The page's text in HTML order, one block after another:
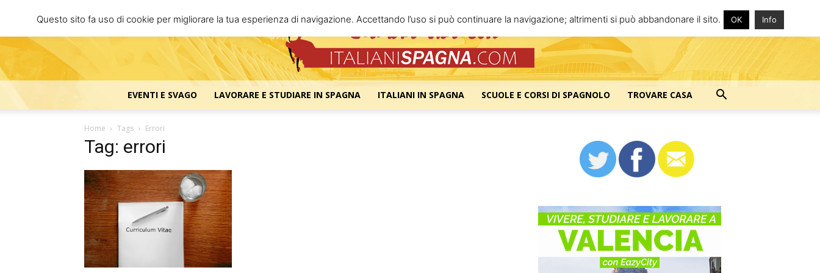
Italiani
EVENTI E SVAGO LAVORARE E STUDIARE IN SPAGNA ITALIANI IN SPAGNA SCUOLE E CORSI DI SPAGNOLO TROVARE CASA
Home Tags Errori
Tag: errori
Questo sito fa uso di cookie per migliorare la tua esperienza di navigazione. Accettando l’uso si può continuare la navigazione; altrimenti si può abbandonare il sito. OK Info